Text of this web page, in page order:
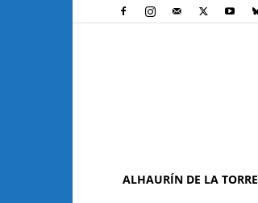
ALHAURÍN DE LA TORRE